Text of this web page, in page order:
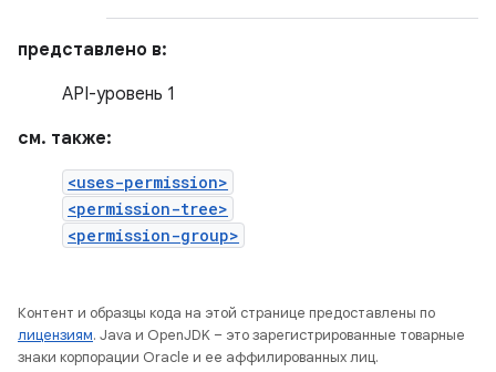
представлено в:
API-уровень 1
см. также:
<uses-permission>
<permission-tree>
<permission-group>
Контент и образцы кода на этой странице предоставлены по
лицензиям. Java и OpenJDK – это зарегистрированные товарные
знаки корпорации Oracle и ее аффилированных лиц.